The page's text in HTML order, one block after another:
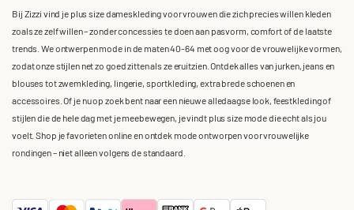
Bij Zizzi vind je plus size dameskleding voor vrouwen die zich precies willen kleden
zoals ze zelf willen – zonder concessies te doen aan pasvorm, comfort of de laatste
trends. We ontwerpen mode in de maten 40-64 met oog voor de vrouwelijke vormen,
zodat onze stijlen net zo goed zitten als ze eruitzien. Ontdek alles van jurken, jeans en
blouses tot zwemkleding, lingerie, sportkleding, extra brede schoenen en
accessoires. Of je nu op zoek bent naar een nieuwe alledaagse look, feestkleding of
stijlen die de hele dag met je meebewegen, je vindt plus size mode die echt als jou
voelt. Shop je favorieten online en ontdek mode ontworpen voor vrouwelijke
rondingen – niet alleen volgens de standaard.